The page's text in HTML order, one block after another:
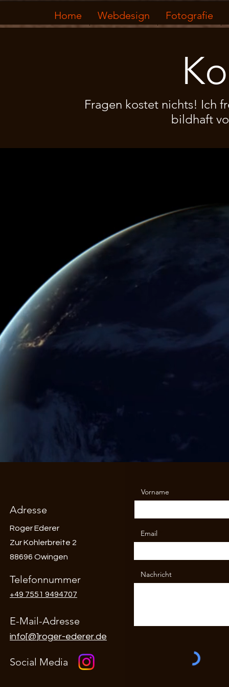
Home Webdesign Fotografie
Fragen kostet nichts! Ich
bildhaft
Adresse
Roger Ederer
Zur Kohlerbreite 2
88696 Owingen
Telefonnummer
+49 7551 9494707
E-Mail-Adresse
info[@]roger-ederer.de
Social Media
Vorname
Email
Nachricht